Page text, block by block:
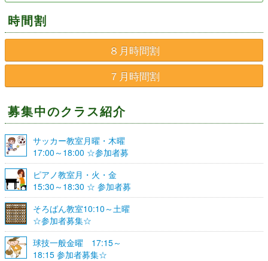
時間割
８月時間割
７月時間割
募集中のクラス紹介
サッカー教室月曜・木曜
17:00～18:00 ☆参加者募
集☆
ピアノ教室月・火・金
15:30～18:30 ☆ 参加者募
集☆
そろばん教室10:10～土曜
☆参加者募集☆
球技一般金曜 17:15～
18:15 参加者募集☆